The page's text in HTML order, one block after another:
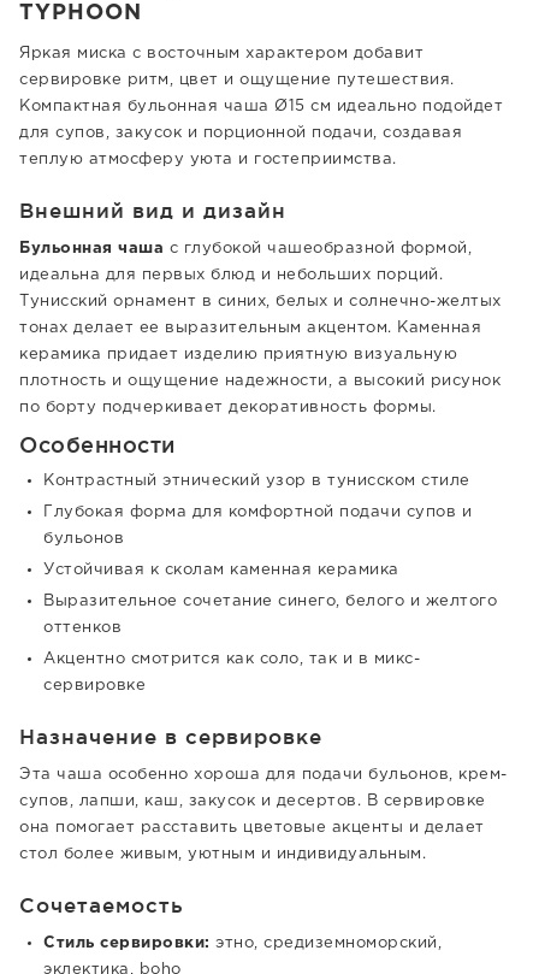
TYPHOON
Яркая миска с восточным характером добавит
сервировке ритм, цвет и ощущение путешествия.
Компактная бульонная чаша Ø15 см идеально подойдет
для супов, закусок и порционной подачи, создавая
теплую атмосферу уюта и гостеприимства.
Внешний вид и дизайн
Бульонная чаша с глубокой чашеобразной формой,
идеальна для первых блюд и небольших порций.
Тунисский орнамент в синих, белых и солнечно-желтых
тонах делает ее выразительным акцентом. Каменная
керамика придает изделию приятную визуальную
плотность и ощущение надежности, а высокий рисунок
по борту подчеркивает декоративность формы.
Особенности
Контрастный этнический узор в тунисском стиле
Глубокая форма для комфортной подачи супов и
бульонов
Устойчивая к сколам каменная керамика
Выразительное сочетание синего, белого и желтого
оттенков
Акцентно смотрится как соло, так и в микс-
сервировке
Назначение в сервировке
Эта чаша особенно хороша для подачи бульонов, крем-
супов, лапши, каш, закусок и десертов. В сервировке
она помогает расставить цветовые акценты и делает
стол более живым, уютным и индивидуальным.
Сочетаемость
Стиль сервировки: этно, средиземноморский,
эклектика, boho